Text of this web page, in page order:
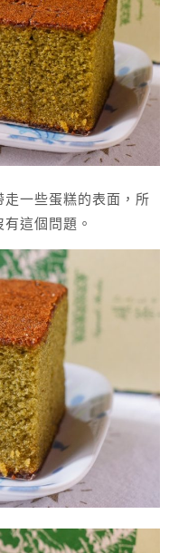
一些蛋糕的表面，所
這個問題。